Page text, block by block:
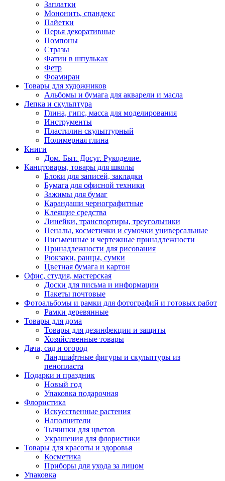
Заплатки
Мононить, спандекс
Пайетки
Перья декоративные
Помпоны
Стразы
Фатин в шпульках
Фетр
Фоамиран
Товары для художников
Альбомы и бумага для акварели и масла
Лепка и скульптура
Глина, гипс, масса для моделирования
Инструменты
Пластилин скульптурный
Полимерная глина
Книги
Дом. Быт. Досуг. Рукоделие.
Канцтовары, товары для школы
Блоки для записей, закладки
Бумага для офисной техники
Зажимы для бумаг
Карандаши чернографитные
Клеящие средства
Линейки, транспортиры, треугольники
Пеналы, косметички и сумочки универсальные
Письменные и чертежные принадлежности
Принадлежности для рисования
Рюкзаки, ранцы, сумки
Цветная бумага и картон
Офис, студия, мастерская
Доски для письма и информации
Пакеты почтовые
Фотоальбомы и рамки для фотографий и готовых работ
Рамки деревянные
Товары для дома
Товары для дезинфекции и защиты
Хозяйственные товары
Дача, сад и огород
Ландшафтные фигуры и скульптуры из
пенопласта
Подарки и праздник
Новый год
Упаковка подарочная
Флористика
Искусственные растения
Наполнители
Тычинки для цветов
Украшения для флористики
Товары для красоты и здоровья
Косметика
Приборы для ухода за лицом
Упаковка